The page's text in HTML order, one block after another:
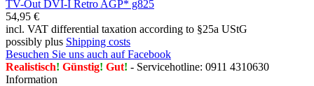
54,95 €
incl. VAT differential taxation according to §25a UStG
possibly plus Shipping costs
Besuchen Sie uns auch auf Facebook
Realistisch! Günstig! Gut! - Servicehotline: 0911 4310630
Information